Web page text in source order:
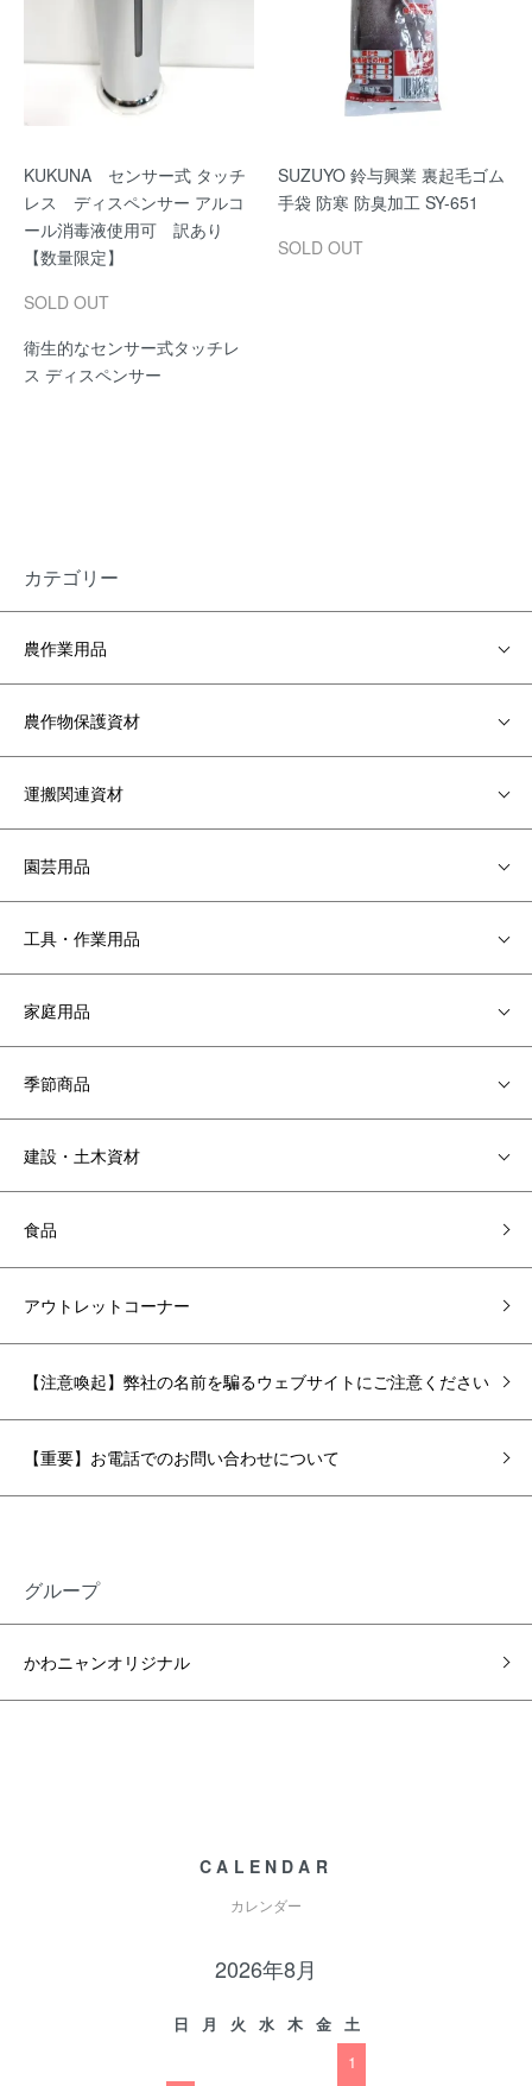
KUKUNA センサー式 タッチ
レス ディスペンサー アルコ
ール消毒液使用可 訳あり
【数量限定】
SOLD OUT
衛生的なセンサー式タッチレ
ス ディスペンサー
SUZUYO 鈴与興業 裏起毛ゴム
手袋 防寒 防臭加工 SY-651
SOLD OUT
カテゴリー
農作業用品
農作物保護資材
運搬関連資材
園芸用品
工具・作業用品
家庭用品
季節商品
建設・土木資材
食品
アウトレットコーナー
【注意喚起】弊社の名前を騙るウェブサイトにご注意ください
【重要】お電話でのお問い合わせについて
グループ
かわニャンオリジナル
CALENDAR
カレンダー
2026年8月
日 月 火 水 木 金
土
1